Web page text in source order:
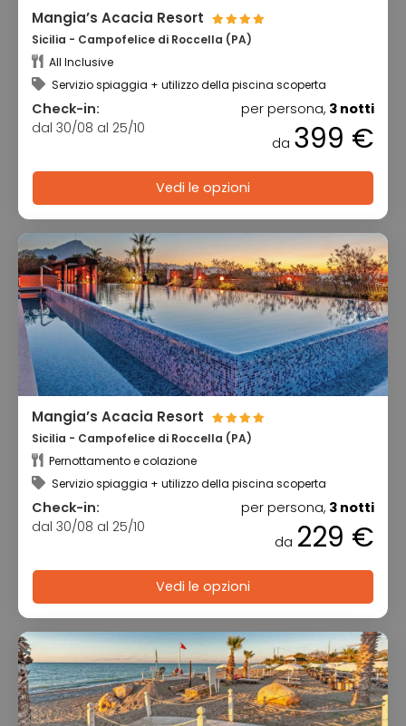
Mangia’s Acacia Resort
Sicilia - Campofelice di Roccella (PA)
All Inclusive
Servizio spiaggia + utilizzo della piscina scoperta
Check-in:
dal 30/08 al 25/10
per persona, 3 notti
da 399 €
Vedi le opzioni
Mangia’s Acacia Resort
Sicilia - Campofelice di Roccella (PA)
Pernottamento e colazione
Servizio spiaggia + utilizzo della piscina scoperta
Check-in:
dal 30/08 al 25/10
per persona, 3 notti
da 229 €
Vedi le opzioni